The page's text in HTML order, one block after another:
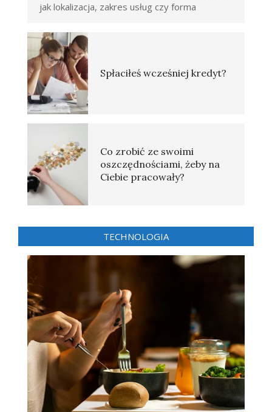
jak lokalizacja, zakres usług czy forma
Spłaciłeś wcześniej kredyt?
Co zrobić ze swoimi
oszczędnościami, żeby na
Ciebie pracowały?
TECHNOLOGIA